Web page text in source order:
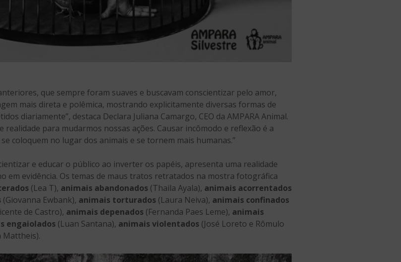
que sempre foram suaves e buscavam conscientizar pelo amor,
mais direta e polêmica, mostrando explicitamente diversas formas de
diariamente”, destaca Declara Juliana Camargo, CEO da AMPARA Animal.
realidade para mudarmos nossas ações. Causar incômodo e reflexão é a
coloquem no lugar dos animais e se tornem mais humanas.”
e educar o público ao inverter os papéis, apresenta uma realidade
em evidência. Os temas de maus tratos retratados na mostra fotográfica
(Lea T), animais abandonados (Thaila Ayala), animais acorrentados
(Giovanna Ewbank), animais torturados (Laura Neiva), animais confinados
de Castro), animais depenados (Fernanda Paes Leme), animais
engaiolados (Luan Santana), animais violentados (José Loreto e Rômulo
Mattheis).